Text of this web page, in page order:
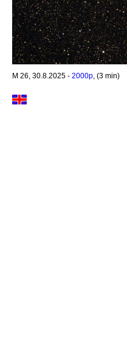
M 26, 30.8.2025 - 2000p, (3 min)